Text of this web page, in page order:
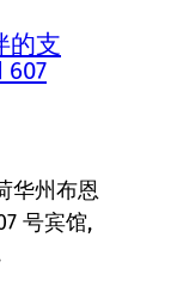
的支
607
华州布恩
号宾馆,